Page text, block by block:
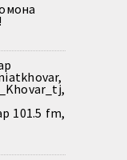
101.5 fm,